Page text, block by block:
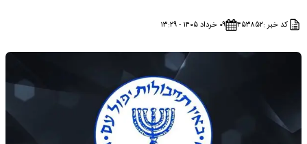
کد خبر :۴۵۳۸۵۲ ۰۹ خرداد ۱۴۰۵ - ۱۳:۲۹